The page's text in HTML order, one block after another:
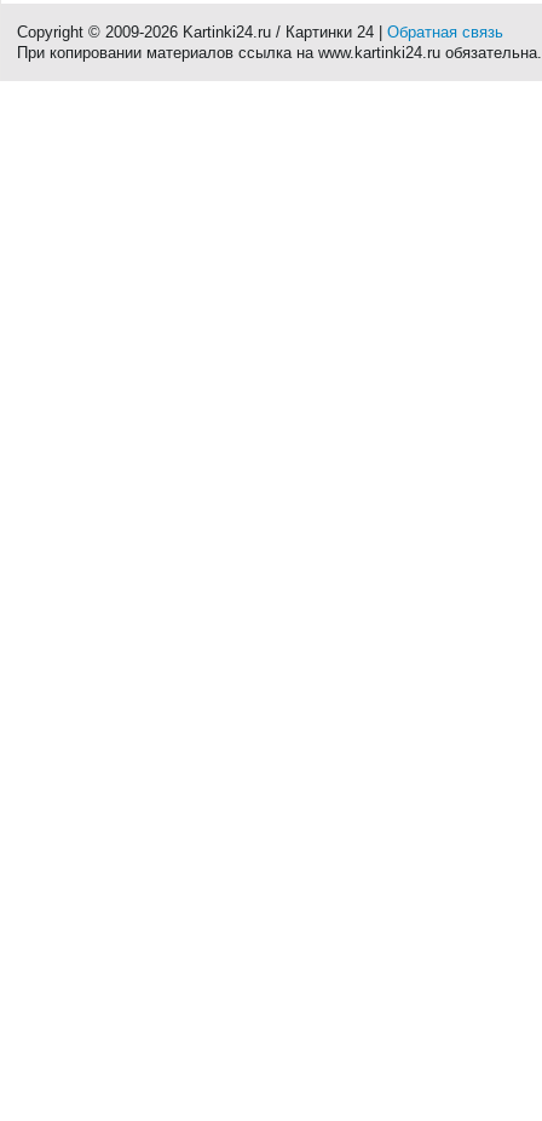
Copyright © 2009-2026 Kartinki24.ru / Картинки 24 | Обратная связь
При копировании материалов ссылка на www.kartinki24.ru обязательна.